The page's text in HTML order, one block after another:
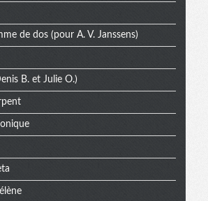
de dos (pour A. V. Janssens)
B. et Julie O.)